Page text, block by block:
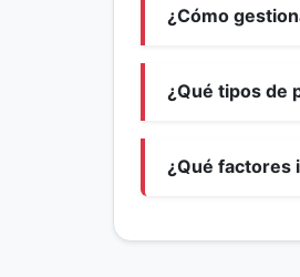
¿Cómo
¿Qué tipos de
¿Qué factores